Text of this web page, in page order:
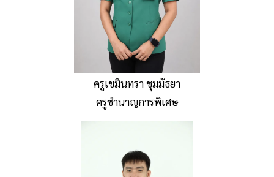
ครูเขมินทรา ชุมมัธยา
ครูชำนาญการพิเศษ